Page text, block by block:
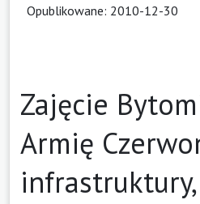
Opublikowane: 2010-12-30
Zajęcie
Armię
infrastruktury,